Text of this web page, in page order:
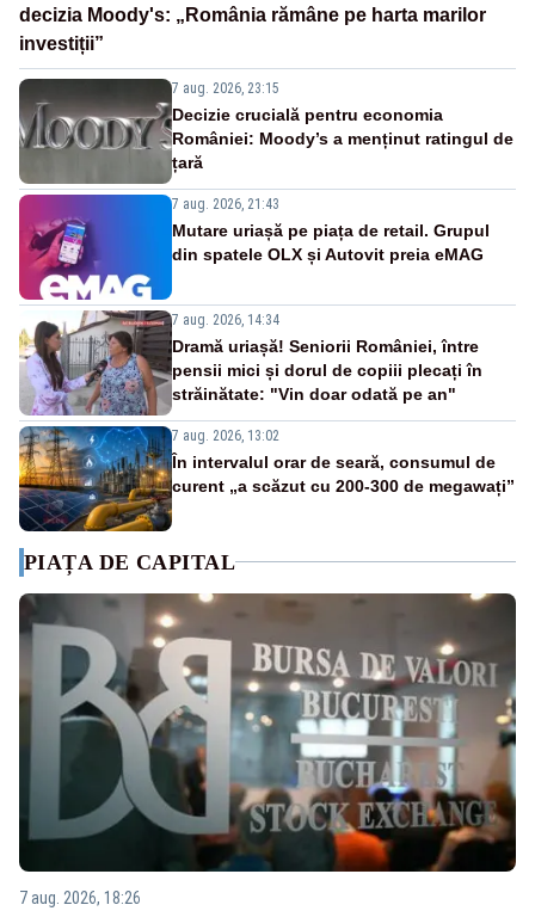
decizia Moody's: „România rămâne pe harta marilor
investiții”
7 aug. 2026, 23:15
Decizie crucială pentru economia
României: Moody’s a menținut ratingul de
țară
7 aug. 2026, 21:43
Mutare uriașă pe piața de retail. Grupul
din spatele OLX și Autovit preia eMAG
7 aug. 2026, 14:34
Dramă uriașă! Seniorii României, între
pensii mici și dorul de copiii plecați în
străinătate: "Vin doar odată pe an"
7 aug. 2026, 13:02
În intervalul orar de seară, consumul de
curent „a scăzut cu 200-300 de megawați”
PIAȚA DE CAPITAL
7 aug. 2026, 18:26